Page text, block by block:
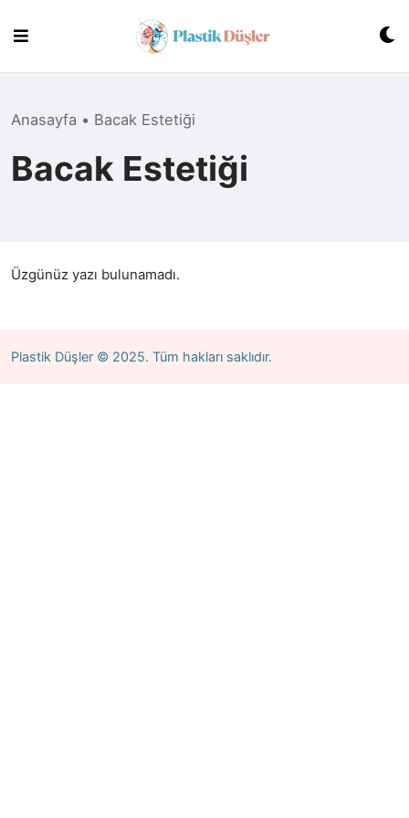
content
Anasayfa • Bacak Estetiği
Bacak Estetiği
Üzgünüz yazı bulunamadı.
Plastik Düşler © 2025. Tüm hakları saklıdır.